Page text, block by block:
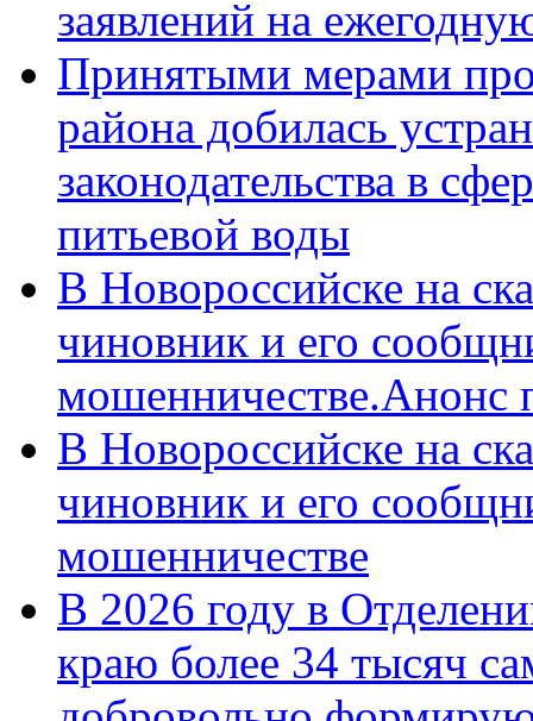
заявлений на
Принятыми мерами
района добилась
законодательства в
питьевой воды
В Новороссийске на
чиновник и его
мошенничестве.Анонс
В Новороссийске на
чиновник и его
мошенничестве
В 2026 году в
краю более 34 тысяч